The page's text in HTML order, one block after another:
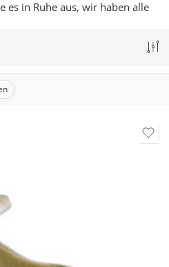
es in Ruhe aus, wir haben alle